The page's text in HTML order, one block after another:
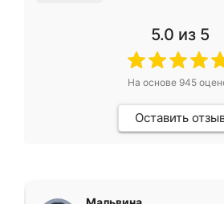
5.0 из 5
На основе 945
Оставить